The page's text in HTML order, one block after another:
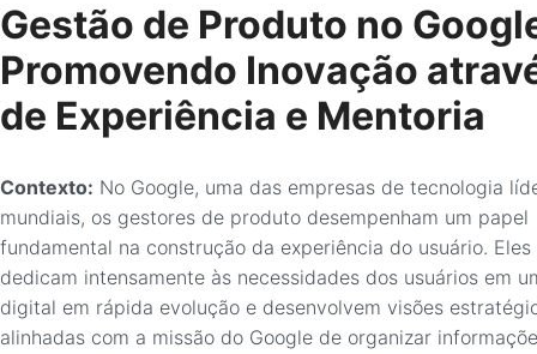
Gestão de Produto no
Promovendo Inovação
de Experiência e Mentoria
Contexto: No Google, uma das empresas de tecnologia
mundiais, os gestores de produto desempenham um papel
fundamental na construção da experiência do usuário. Eles
dedicam intensamente às necessidades dos usuários em
digital em rápida evolução e desenvolvem visões
alinhadas com a missão do Google de organizar